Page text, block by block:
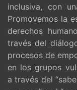
inclusiva, con
Promovemos la
derechos
través del
procesos de
en los grupos
a través del